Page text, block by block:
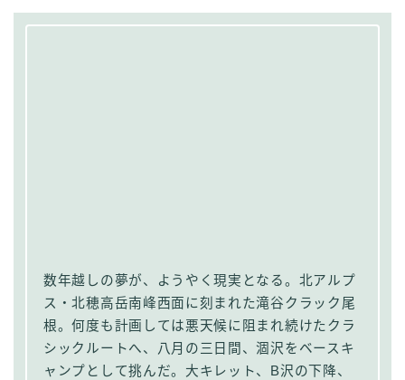
数年越しの夢が、ようやく現実となる。北アルプ
ス・北穂高岳南峰西面に刻まれた滝谷クラック尾
根。何度も計画しては悪天候に阻まれ続けたクラ
シックルートへ、八月の三日間、涸沢をベースキ
ャンプとして挑んだ。大キレット、B沢の下降、